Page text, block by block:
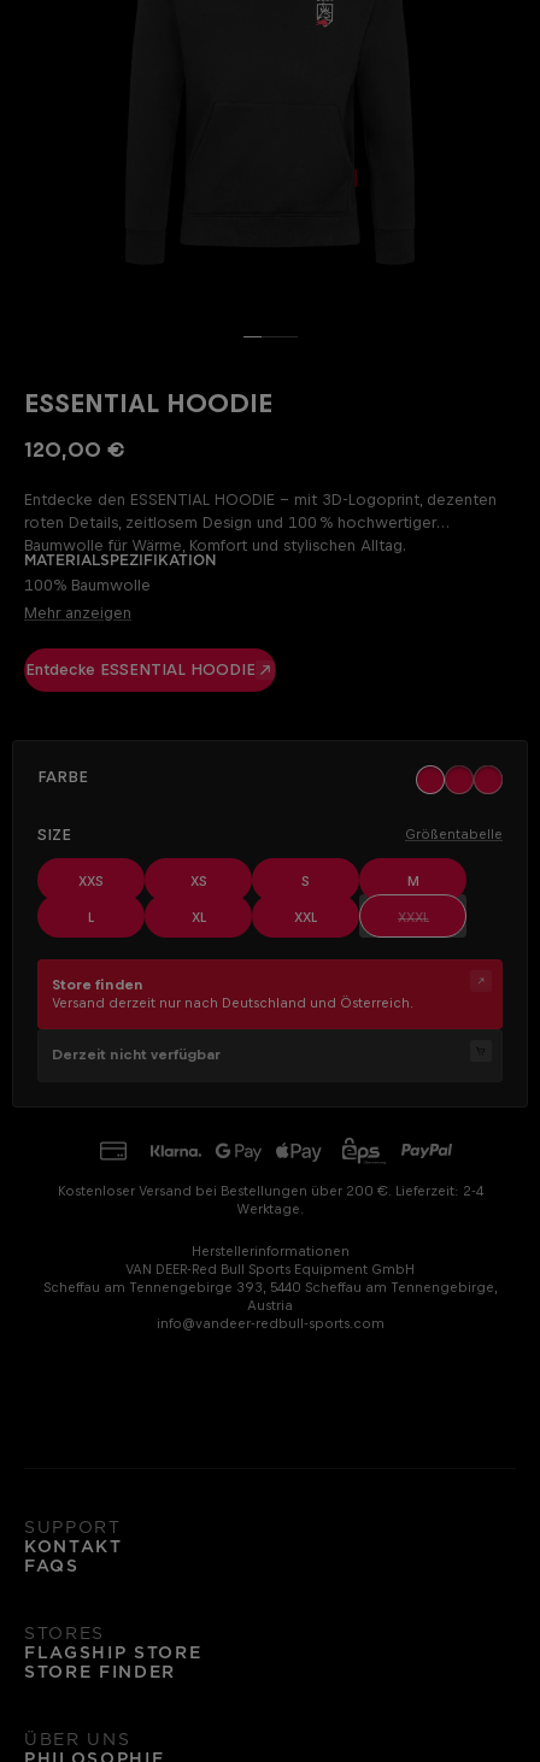
ESSENTIAL HOODIE
120,00 €
Entdecke den ESSENTIAL HOODIE – mit 3D-Logoprint, dezenten
roten Details, zeitlosem Design und 100 % hochwertiger
Baumwolle für Wärme, Komfort und stylischen Alltag.
Materialspezifikation
100% Baumwolle
Mehr anzeigen
Entdecke ESSENTIAL HOODIE
Farbe black
(Diese Option ist
khaki off
(Diese
Size Größentabelle
XXS XS S M
L XL XXL XXXL (Diese Option ist
Store finden
Versand derzeit nur nach Deutschland und Österreich.
Derzeit nicht verfügbar
Kostenloser Versand bei Bestellungen über 200 €. Lieferzeit: 2-4
Werktage.
Herstellerinformationen
VAN DEER-Red Bull Sports Equipment GmbH
Scheffau am Tennengebirge 393, 5440 Scheffau am Tennengebirge,
Austria
info@vandeer-redbull-sports.com